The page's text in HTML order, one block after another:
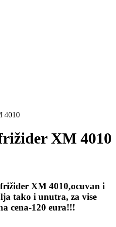
4010
XM 4010
XM 4010,ocuvan i
tako i unutra, za vise
cena-120 eura!!!